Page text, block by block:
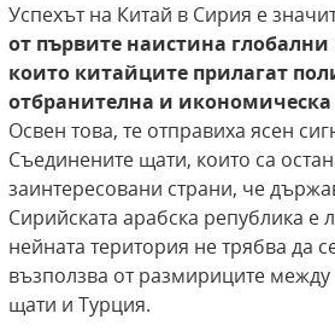
Успехът на Китай в Сирия е
от първите наистина
които китайците прилагат
отбранителна и
Освен това, те отправиха ясен
Съединените щати, които са
заинтересовани страни, че
Сирийската арабска република е
нейната територия не трябва да
възползва от размириците
щати и Турция.